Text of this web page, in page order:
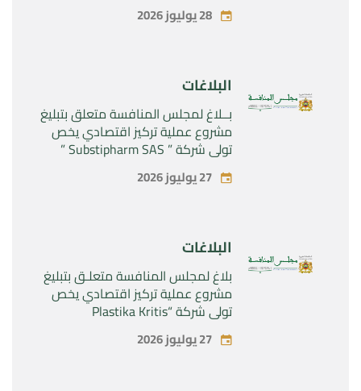
28 يوليوز 2026
البلاغات
بــلاغ لمجلس المنافسة متعلق بتبليغ
مشروع عملية تركيز اقتصادي يخص
تولي شركة ” Substipharm SAS ”
المراقبة الحصرية للأصول والحقوق
المتعلقة بالمنتجين الصيدلانيين”
27 يوليوز 2026
البلاغات
بلاغ لمجلس المنافسة متعلـق بتبليغ
مشروع عملية تركيز اقتصادي يخص
تولي شركة “Plastika Kritis
SA”المراقبة الحصرية لشركة
“Naturplas Industrial SARL” 27 يوليوز 2026